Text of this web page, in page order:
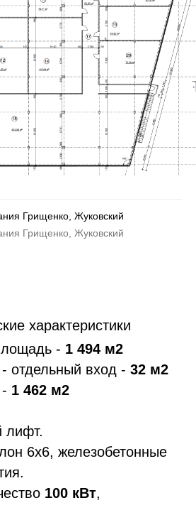
Грищенко, Жуковский
Грищенко, Жуковский
характеристики
- 1 494 м2
отдельный вход - 32 м2
1 462 м2
лифт.
6х6, железобетонные
100 кВт,